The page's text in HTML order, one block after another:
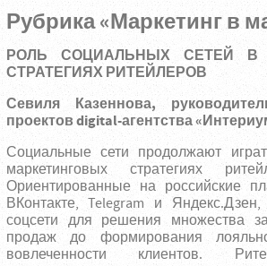
Рубрика «Маркетинг в
РОЛЬ СОЦИАЛЬНЫХ СЕТЕЙ В
СТРАТЕГИЯХ РИТЕЙЛЕРОВ
Севиля Казеннова,
проектовdigital-агентства
Социальные сети продолжают
маркетинговых стратегиях
Ориентированные на российские
ВКонтакте, Telegram и
соцсети для решения множества
продаж до формирования
вовлеченности клиентов.